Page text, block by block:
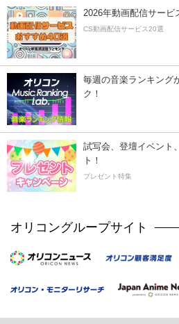
2026年動画配信サービ
CS動画配信サービス20選
毎週の音楽ランキング
ク！
試写会、登壇イベント
ト！
プレゼント特集
オリコングループサイト